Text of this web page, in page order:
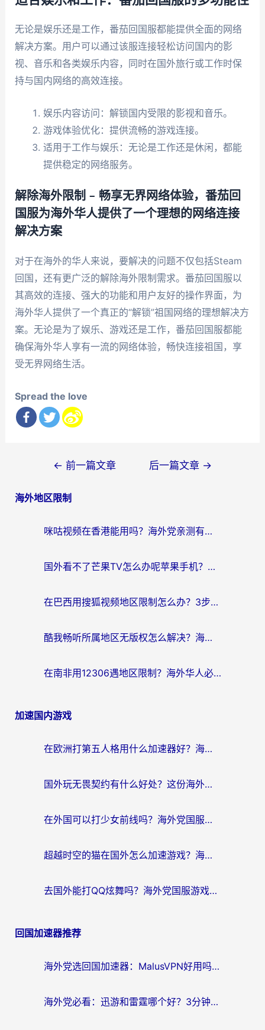
无论是娱乐还是工作，番茄回国服都能提供全面的网络
解决方案。用户可以通过该服连接轻松访问国内的影
视、音乐和各类娱乐内容，同时在国外旅行或工作时保
持与国内网络的高效连接。
娱乐内容访问：解锁国内受限的影视和音乐。
游戏体验优化：提供流畅的游戏连接。
适用于工作与娱乐：无论是工作还是休闲，都能
提供稳定的网络服务。
解除海外限制 – 畅享无界网络体验，番茄回
国服为海外华人提供了一个理想的网络连接
解决方案
对于在海外的华人来说，要解决的问题不仅包括Steam
回国，还有更广泛的解除海外限制需求。番茄回国服以
其高效的连接、强大的功能和用户友好的操作界面，为
海外华人提供了一个真正的“解锁”祖国网络的理想解决方
案。无论是为了娱乐、游戏还是工作，番茄回国服都能
确保海外华人享有一流的网络体验，畅快连接祖国，享
受无界网络生活。
Spread the love
导
← 前一篇文章 后一篇文章 →
海外地区限制
咪咕视频在香港能用吗？海外党亲测有效的回国加速方案来了
国外看不了芒果TV怎么办呢苹果手机？海外党追剧游戏的全能解决方案
在巴西用搜狐视频地区限制怎么办？3步解决海外看国内剧的烦恼
酷我畅听所属地区无版权怎么解决？海外党必看的回国加速全攻略
在南非用12306遇地区限制？海外华人必看的回国加速全攻略（附B站芒果TV解锁技巧）
加速国内游戏
在欧洲打第五人格用什么加速器好？海外党亲测有效的国服游戏加速方案
国外玩无畏契约有什么好处？这份海外国服游戏加速指南帮你解决90%的卡顿问题
在外国可以打少女前线吗？海外党国服游戏畅玩终极指南（附避坑技巧）
超越时空的猫在国外怎么加速游戏？海外玩家国服畅玩终极指南
去国外能打QQ炫舞吗？海外党国服游戏不卡顿的终极指南
回国加速器推荐
海外党选回国加速器：MalusVPN好用吗？和快帆VPN哪个好？附真实对比与避坑指南
海外党必看：迅游和雷霆哪个好？3分钟教你选对回国加速器，无缝刷国内剧玩手游